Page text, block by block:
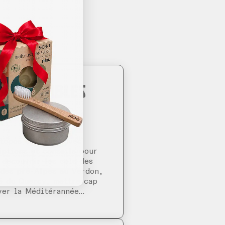
GARES
complets avec
et conseils pour
les cols des
pré-Alpes au Verdon,
du Quercy, mettre cap
la Méditérannée…